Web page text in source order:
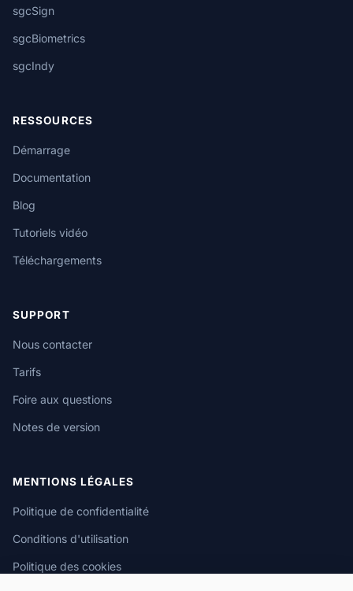
sgcSign
sgcBiometrics
sgcIndy
RESSOURCES
Démarrage
Documentation
Blog
Tutoriels vidéo
Téléchargements
SUPPORT
Nous contacter
Tarifs
Foire aux questions
Notes de version
MENTIONS LÉGALES
Politique de confidentialité
Conditions d'utilisation
Politique des cookies